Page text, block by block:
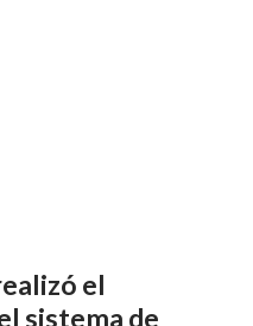
el
sistema de